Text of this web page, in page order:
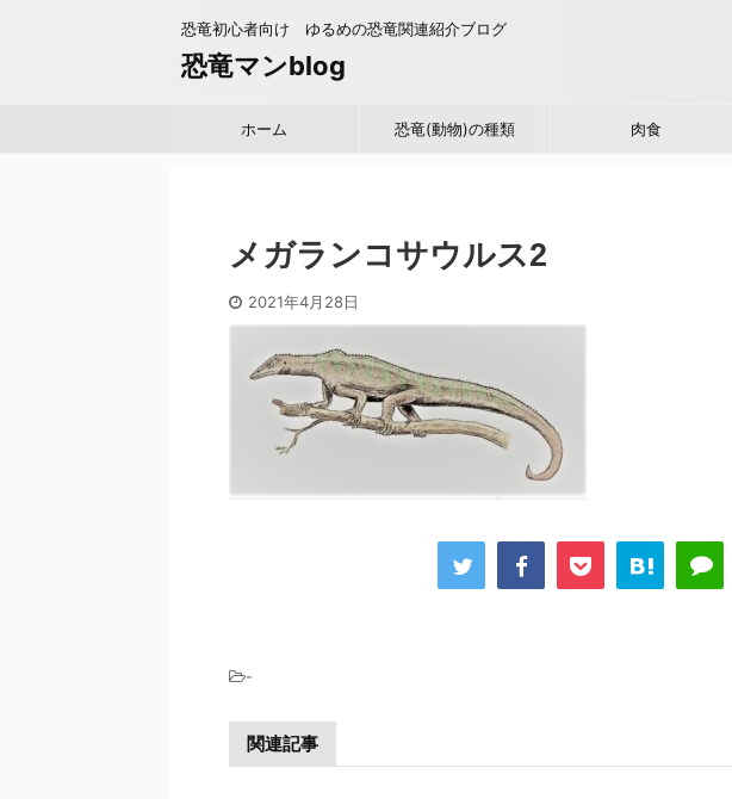
恐竜初心者向け ゆるめの恐竜関連紹介ブログ
恐竜マンblog
ホーム 恐竜(動物)の種類 肉食
メガランコサウルス2
2021年4月28日
-
関連記事